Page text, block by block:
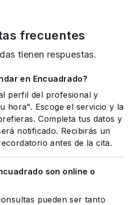
frecuentes
tienen respuestas.
en Encuadrado?
perfil del profesional y
hora". Escoge el servicio y la
Completa tus datos y
notificado. Recibirás un
antes de la cita.
son online o
pueden ser tanto